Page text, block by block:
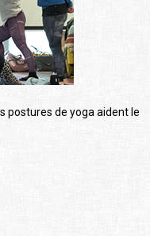
postures de yoga aident le